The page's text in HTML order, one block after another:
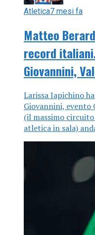
Atletica7 mesi fa
Matteo
record
Giovannini,
Larissa Iapichino
Giovannini,
(il massimo
atletica in sala)